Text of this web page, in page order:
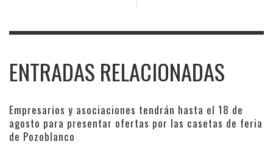
ENTRADAS RELACIONADAS
Empresarios y asociaciones tendrán hasta el 18 de
agosto para presentar ofertas por las casetas de feria
de Pozoblanco